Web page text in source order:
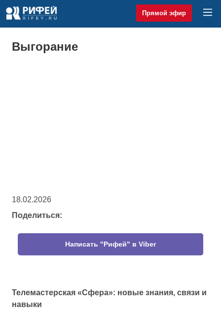
Прямой эфир
Выгорание
18.02.2026
Поделиться:
Написать "Рифей" в Viber
Телемастерская «Сфера»: новые знания, связи и
навыки